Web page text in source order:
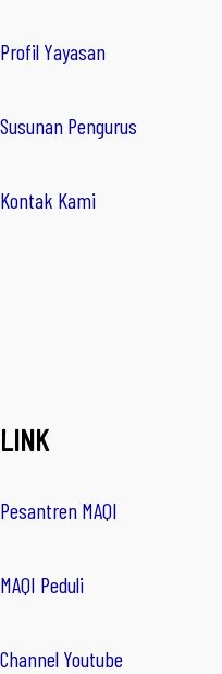
Profil Yayasan
Susunan Pengurus
Kontak Kami
LINK
Pesantren MAQI
MAQI Peduli
Channel Youtube